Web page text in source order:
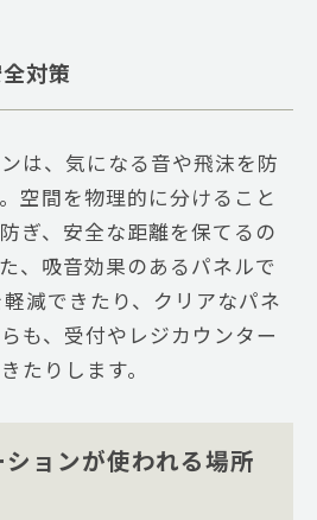
対策
は、気になる音や飛沫を防
空間を物理的に分けること
ぎ、安全な距離を保てるの
、吸音効果のあるパネルで
減できたり、クリアなパネ
も、受付やレジカウンター
たりします。
ョンが使われる場所